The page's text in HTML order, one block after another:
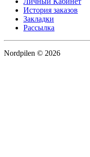
История заказов
Закладки
Рассылка
Nordpilen © 2026